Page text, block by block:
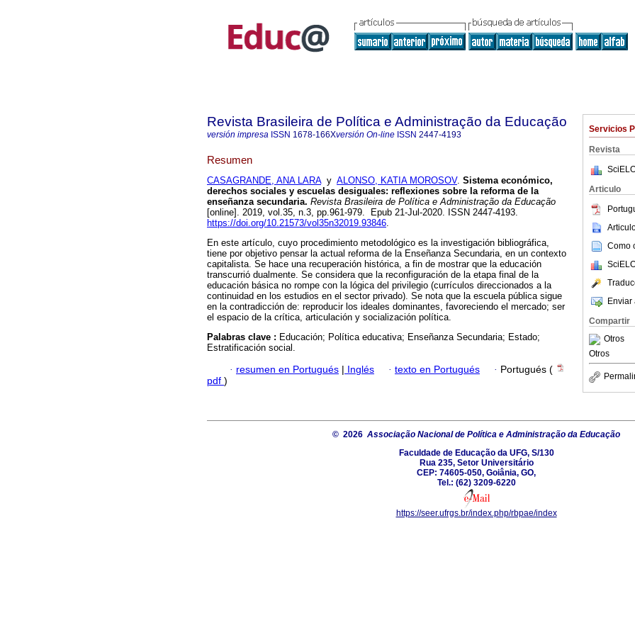
Servicios
Revista
Articulo
Como
Enviar
Compartir
Otros
Otros
Revista Brasileira de Política e Administração da Educação
versión impresa ISSN 1678-166Xversión On-line ISSN 2447-4193
Resumen
CASAGRANDE, ANA LARAy ALONSO, KATIA MOROSOV. Sistema económico,
derechos sociales y escuelas desiguales: reflexiones sobre la reforma de la
enseñanza secundaria. Revista Brasileira de Política e Administração da Educação
[online]. 2019, vol.35, n.3, pp.961-979. Epub 21-Jul-2020. ISSN 2447-4193.
https://doi.org/10.21573/vol35n32019.93846.
En este artículo, cuyo procedimiento metodológico es la investigación bibliográfica,
tiene por objetivo pensar la actual reforma de la Enseñanza Secundaria, en un contexto
capitalista. Se hace una recuperación histórica, a fin de mostrar que la educación
transcurrió dualmente. Se considera que la reconfiguración de la etapa final de la
educación básica no rompe con la lógica del privilegio (currículos direccionados a la
continuidad en los estudios en el sector privado). Se nota que la escuela pública sigue
en la contradicción de: reproducir los ideales dominantes, favoreciendo el mercado; ser
el espacio de la crítica, articulación y socialización política.
Palabras clave : Educación; Política educativa; Enseñanza Secundaria; Estado;
Estratificación social.
· resumen en Portugués | Inglés · texto en Portugués · Portugués (
pdf )
© 2026 Associação Nacional de Política e Administração da Educação
Faculdade de Educação da UFG, S/130
Rua 235, Setor Universitário
CEP: 74605-050, Goiânia, GO,
Tel.: (62) 3209-6220
https://seer.ufrgs.br/index.php/rbpae/index